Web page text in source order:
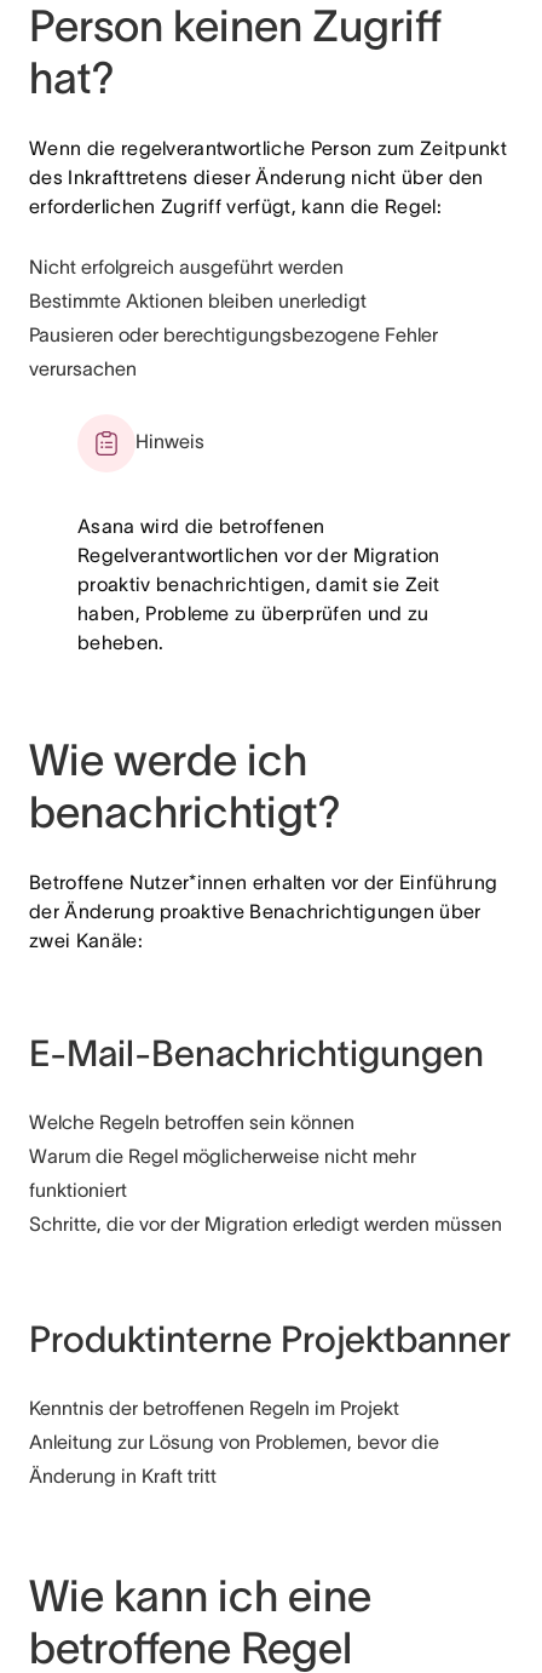
Person keinen Zugriff
hat?
Wenn die regelverantwortliche Person zum Zeitpunkt
des Inkrafttretens dieser Änderung nicht über den
erforderlichen Zugriff verfügt, kann die Regel:
Nicht erfolgreich ausgeführt werden
Bestimmte Aktionen bleiben unerledigt
Pausieren oder berechtigungsbezogene Fehler
verursachen
Hinweis
Asana wird die betroffenen
Regelverantwortlichen vor der Migration
proaktiv benachrichtigen, damit sie Zeit
haben, Probleme zu überprüfen und zu
beheben.
Wie werde ich
benachrichtigt?
Betroffene Nutzer*innen erhalten vor der Einführung
der Änderung proaktive Benachrichtigungen über
zwei Kanäle:
E-Mail-Benachrichtigungen
Welche Regeln betroffen sein können
Warum die Regel möglicherweise nicht mehr
funktioniert
Schritte, die vor der Migration erledigt werden müssen
Produktinterne Projektbanner
Kenntnis der betroffenen Regeln im Projekt
Anleitung zur Lösung von Problemen, bevor die
Änderung in Kraft tritt
Wie kann ich eine
betroffene Regel